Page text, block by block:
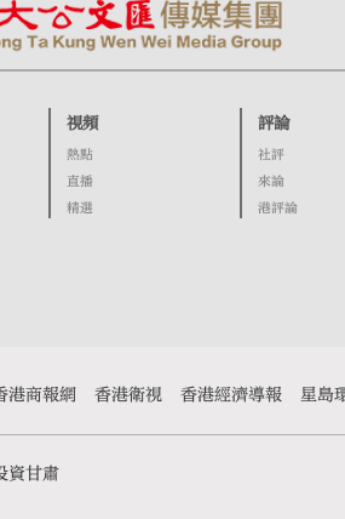
視頻
熱點
直播
精選
評論
社評
來論
港評論
港商報網 香港衛視 香港經濟導報 星島
資甘肅